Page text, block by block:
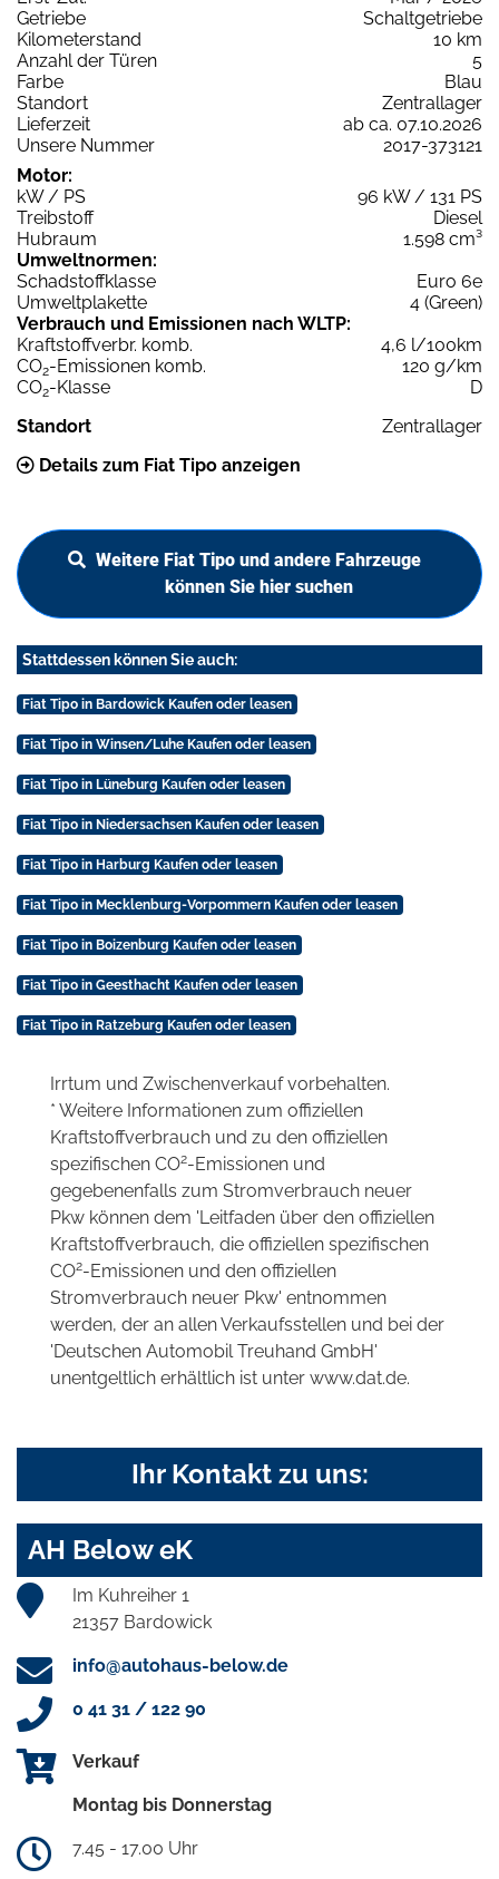
Getriebe
Schaltgetriebe
Kilometerstand
10 km
Anzahl der Türen
5
Farbe
Blau
Standort
Zentrallager
Lieferzeit
ab ca. 07.10.2026
Unsere Nummer
2017-373121
Motor:
kW / PS
96 kW / 131 PS
Treibstoff
Diesel
Hubraum
1.598 cm³
Umweltnormen:
Schadstoffklasse
Euro 6e
Umweltplakette
4 (Green)
Verbrauch und Emissionen nach WLTP:
Kraftstoffverbr. komb.
4,6 l/100km
CO2-Emissionen komb.
120 g/km
CO2-Klasse
D
Standort
Zentrallager
Details zum Fiat Tipo anzeigen
Weitere Fiat Tipo und andere Fahrzeuge
können Sie hier suchen
Stattdessen können Sie auch:
Fiat Tipo in Bardowick Kaufen oder leasen
Fiat Tipo in Winsen/Luhe Kaufen oder leasen
Fiat Tipo in Lüneburg Kaufen oder leasen
Fiat Tipo in Niedersachsen Kaufen oder leasen
Fiat Tipo in Harburg Kaufen oder leasen
Fiat Tipo in Mecklenburg-Vorpommern Kaufen oder leasen
Fiat Tipo in Boizenburg Kaufen oder leasen
Fiat Tipo in Geesthacht Kaufen oder leasen
Fiat Tipo in Ratzeburg Kaufen oder leasen
Irrtum und Zwischenverkauf vorbehalten.
* Weitere Informationen zum offiziellen
Kraftstoffverbrauch und zu den offiziellen
spezifischen CO2-Emissionen und
gegebenenfalls zum Stromverbrauch neuer
Pkw können dem 'Leitfaden über den offiziellen
Kraftstoffverbrauch, die offiziellen spezifischen
CO2-Emissionen und den offiziellen
Stromverbrauch neuer Pkw' entnommen
werden, der an allen Verkaufsstellen und bei der
'Deutschen Automobil Treuhand GmbH'
unentgeltlich erhältlich ist unter www.dat.de.
Ihr Kontakt zu uns:
AH Below eK
Im Kuhreiher 1
21357 Bardowick
info@autohaus-below.de
0 41 31 / 122 90
Verkauf
Montag bis Donnerstag
7.45 - 17.00 Uhr